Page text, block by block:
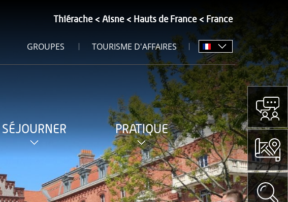
Thiérache Aisne Hauts de France France
GROUPES TOURISME D'AFFAIRES
SÉJOURNER PRATIQUE